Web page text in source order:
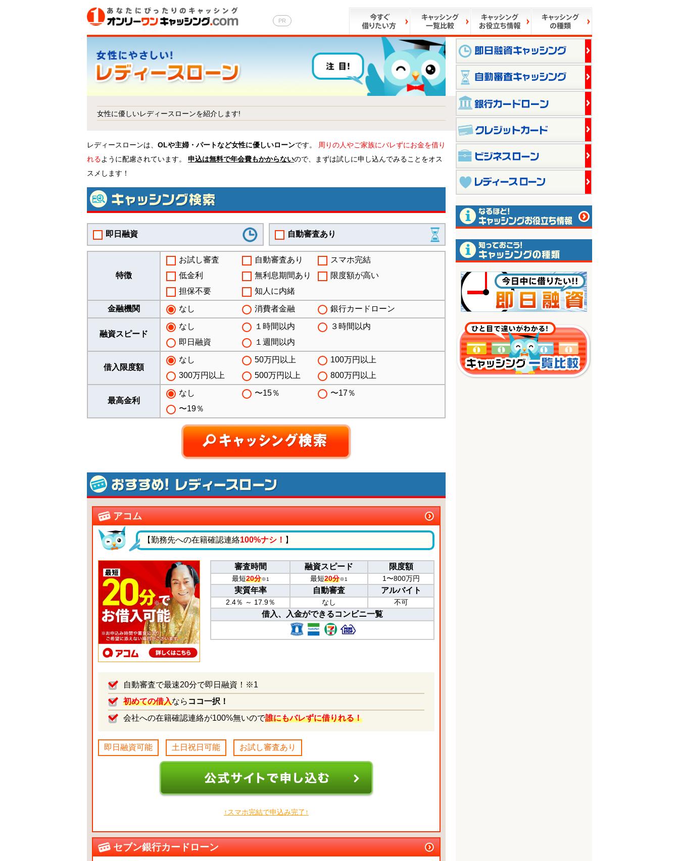
PR
女性に優しいレディースローンを紹介します!
レディースローンは、 OLや主婦・パートなど女性に優しいローンです。
周りの人やご家族にバレずにお金を借り
れるように配慮されています。 申込は無料で年会費もかからないので、まずは試しに申し込んでみることをオス
スメします！
即日融資 自動審査あり
特徴
お試し審査 自動審査あり
スマホ完結
低金利
無利息期間あり
限度額が高い
担保不要
知人に内緒
金融機関 なし 消費者金融 銀行カードローン
融資スピード
なし １時間以内
３時間以内
即日融資
１週間以内
借入限度額
なし 50万円以上
100万円以上
300万円以上
500万円以上 800万円以上
最高金利
なし 〜15％
〜17％
〜19％
アコム
【勤務先への在籍確認連絡100%ナシ！ 】
審査時間 融資スピード 限度額
最短20分※1 最短20分※1 1〜800万円
実質年率 自動審査 アルバイト
2.4％ ～ 17.9％ なし 不可
借入、入金ができるコンビニ一覧
自動審査で最速20分で即日融資！※1
初めての借入なら ココ一択！
会社への在籍確認連絡が100%無いので誰にもバレずに借りれる！
即日融資可能 土日祝日可能 お試し審査あり
↑スマホ完結で申込み完了↑
セブン銀行カードローン